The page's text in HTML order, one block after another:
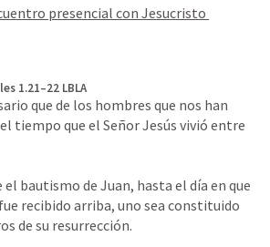
presencial con Jesucristo
1.21–22 LBLA
que de los hombres que nos han
tiempo que el Señor Jesús vivió entre
bautismo de Juan, hasta el día en que
recibido arriba, uno sea constituido
de su resurrección.